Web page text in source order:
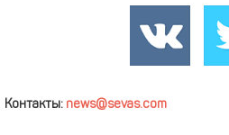
Контакты: news@sevas.com